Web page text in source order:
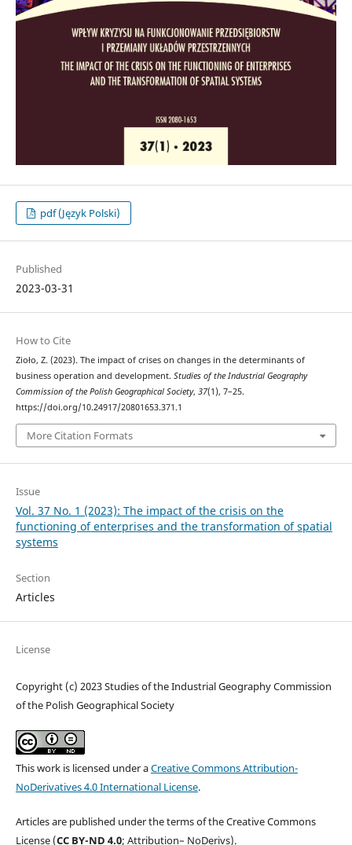
pdf (Język Polski)
Published
2023-03-31
How to Cite
Zioło, Z. (2023). The impact of crises on changes in the determinants of
business operation and development. Studies of the Industrial Geography
Commission of the Polish Geographical Society, 37(1), 7–25.
https://doi.org/10.24917/20801653.371.1
More Citation Formats
Issue
Vol. 37 No. 1 (2023): The impact of the crisis on the
functioning of enterprises and the transformation of spatial
systems
Section
Articles
License
Copyright (c) 2023 Studies of the Industrial Geography Commission
of the Polish Geographical Society
This work is licensed under aCreative Commons Attribution-
NoDerivatives 4.0 International License.
Articles are published under the terms of the Creative Commons
License (CC BY-ND 4.0; Attribution– NoDerivs).